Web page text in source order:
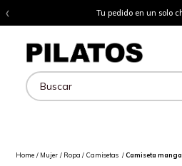
‹ Tu pedido en un solo
Buscar
Mujer Ropa Camisetas Camiseta